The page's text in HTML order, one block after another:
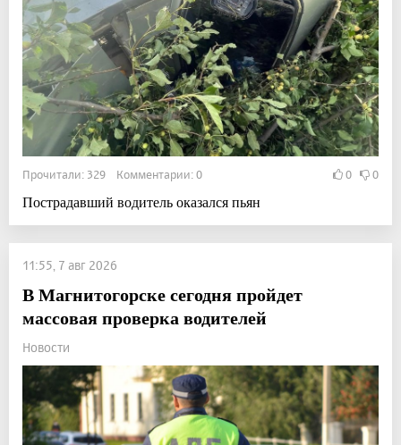
Прочитали: 329 Комментарии: 0 0 0
Пострадавший водитель оказался пьян
11:55, 7 авг 2026
В Магнитогорске сегодня пройдет
массовая проверка водителей
Новости